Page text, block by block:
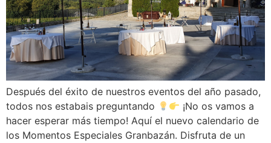
Después del éxito de nuestros eventos del año pasado,
todos nos estabais preguntando
¡No os vamos a
hacer esperar más tiempo! Aquí el nuevo calendario de
los Momentos Especiales Granbazán. Disfruta de un